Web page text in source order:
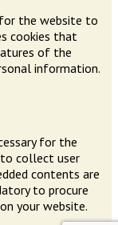
the website to
cookies that
of the
information.
for the
collect user
contents are
to procure
your website.